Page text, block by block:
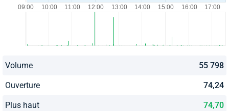
Volume 55 798
Ouverture 74,24
Plus haut 74,70